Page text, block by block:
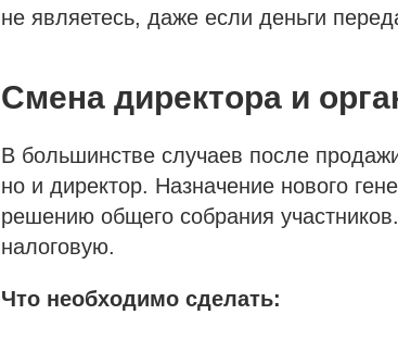
не являетесь, даже если деньги
Смена директора и
В большинстве случаев после
но и директор. Назначение нового
решению общего собрания
налоговую.
Что необходимо сделать: